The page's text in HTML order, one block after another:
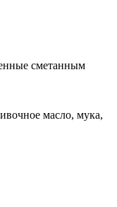
сметанным
масло, мука,